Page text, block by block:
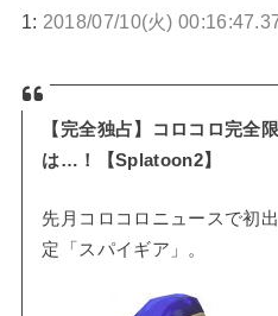
1: 2018/07/10(火)
【完全独占】コロコロ完全
は…！【Splatoon2】
先月コロコロニュースで初
定「スパイギア」。